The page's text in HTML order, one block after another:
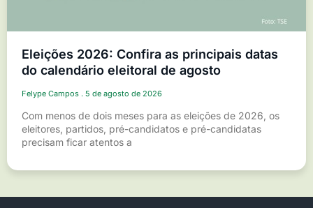
Eleições 2026: Confira as principais datas
do calendário eleitoral de agosto
Felype Campos 5 de agosto de 2026
Com menos de dois meses para as eleições de 2026, os
eleitores, partidos, pré-candidatos e pré-candidatas
precisam ficar atentos a